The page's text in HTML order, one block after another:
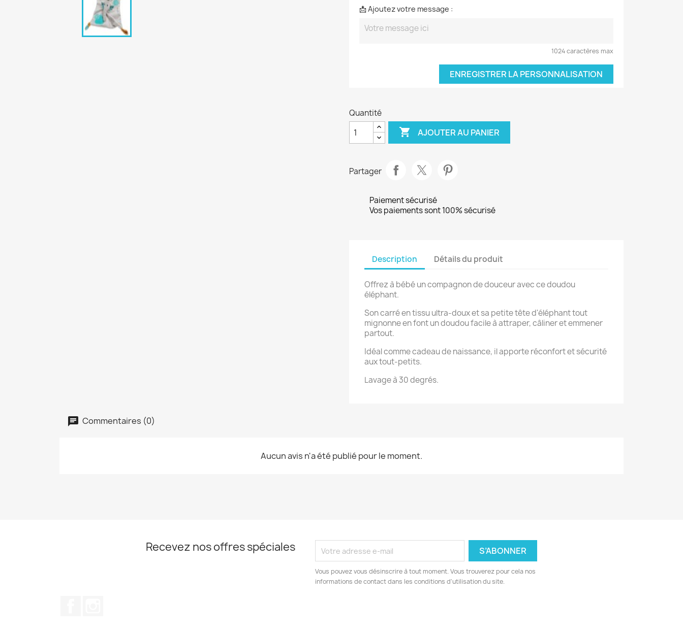
📩 Ajoutez votre message :
1024 caractères max
ENREGISTRER LA PERSONNALISATION
Quantité
 AJOUTER AU PANIER
Partager
Paiement sécurisé
Vos paiements sont 100% sécurisé
Description Détails du produit
Offrez à bébé un compagnon de douceur avec ce doudou
éléphant.
Son carré en tissu ultra-doux et sa petite tête d'éléphant tout
mignonne en font un doudou facile à attraper, câliner et emmener
partout.
Idéal comme cadeau de naissance, il apporte réconfort et sécurité
aux tout-petits.
Lavage à 30 degrés.
Commentaires (0)
Aucun avis n'a été publié pour le moment.
Recevez nos offres spéciales
Vous pouvez vous désinscrire à tout moment. Vous trouverez pour cela nos
informations de contact dans les conditions d'utilisation du site.